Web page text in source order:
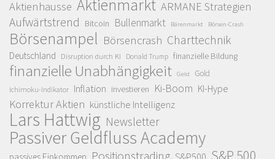
Aktienhausse Aktienmarkt ARMANE Strategien
Aufwärtstrend Bitcoin Bullenmarkt Bärenmarkt Börsen-Crash
Börsenampel Börsencrash Charttechnik
Deutschland Disruption durch KI Donald Trump finanzielle Bildung
finanzielle Unabhängigkeit Geld Gold
Ichimoku-Indikator Inflation investieren Ki-Boom KI-Hype
Korrektur Aktien künstliche Intelligenz
Lars Hattwig Newsletter
Passiver Geldfluss Academy
S&P 500